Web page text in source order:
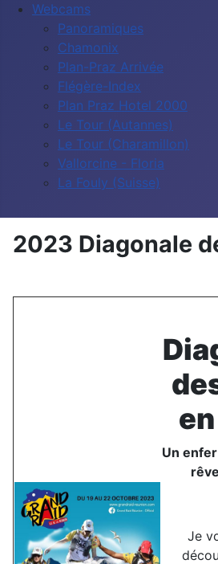
Webcams
Panoramiques
Chamonix
Plan-Praz Arrivée
Flégère-Index
Plan Praz Hotel 2000
Le Tour (Autannes)
Le Tour (Charamillon)
Vallorcine - Floria
La Fouly (Suisse)
2023 Diagonale
Un
Je